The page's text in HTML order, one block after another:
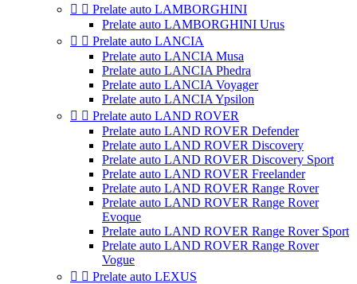
  Prelate auto LAMBORGHINI
Prelate auto LAMBORGHINI Urus
  Prelate auto LANCIA
Prelate auto LANCIA Musa
Prelate auto LANCIA Phedra
Prelate auto LANCIA Voyager
Prelate auto LANCIA Ypsilon
  Prelate auto LAND ROVER
Prelate auto LAND ROVER Defender
Prelate auto LAND ROVER Discovery
Prelate auto LAND ROVER Discovery Sport
Prelate auto LAND ROVER Freelander
Prelate auto LAND ROVER Range Rover
Prelate auto LAND ROVER Range Rover
Evoque
Prelate auto LAND ROVER Range Rover Sport
Prelate auto LAND ROVER Range Rover
Vogue
  Prelate auto LEXUS